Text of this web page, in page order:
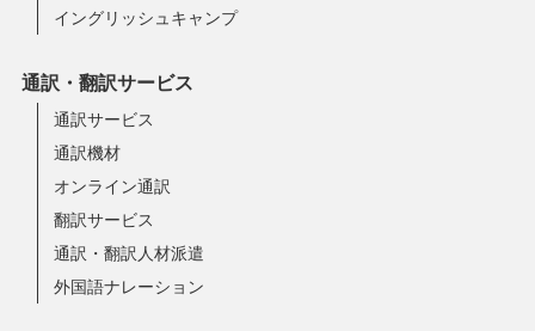
イングリッシュキャンプ
通訳・翻訳サービス
通訳サービス
通訳機材
オンライン通訳
翻訳サービス
通訳・翻訳人材派遣
外国語ナレーション